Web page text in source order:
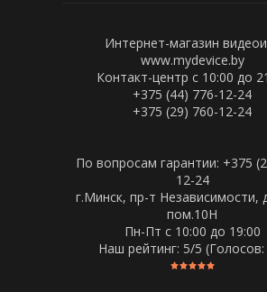
Интернет-магазин
www.mydevice.by
Контакт-центр с 10:00 до
+375 (44) 776-12-24
+375 (29) 760-12-24
По вопросам гарантии: +375
12-24
г.Минск, пр-т Независимости,
пом.10Н
Пн-Пт c 10:00 до 19:00
Наш рейтинг: 5/5 (Голосов: